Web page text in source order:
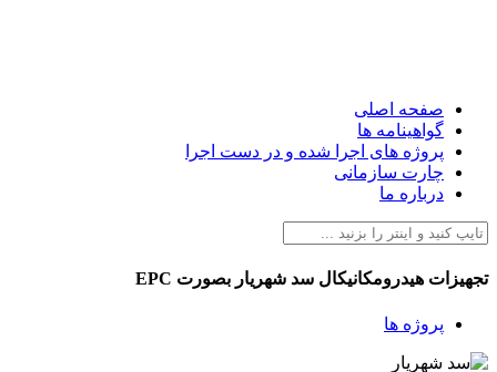
صفحه اصلی
گواهینامه ها
پروژه های اجرا شده و در دست اجرا
چارت سازمانی
درباره ما
تجهیزات هیدرومکانیکال سد شهریار بصورت EPC
پروژه ها